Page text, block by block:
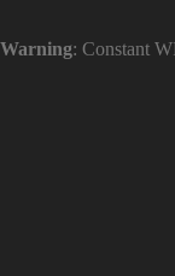
Warning: Constant